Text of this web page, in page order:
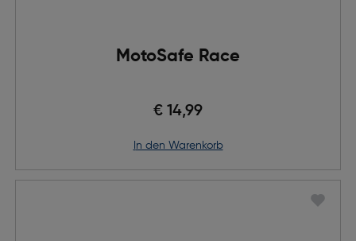
MotoSafe Race
€ 14,99
in den Warenkorb